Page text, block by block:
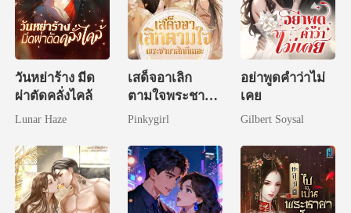
วันหย่าร้าง มีด
ผ่าตัดคลั่งไคล้
Lunar Haze
เสด็จอาเลิก
ตามใจพระชายา
สักทีเถอะ
Pinkygirl
อย่าพูดคำว่าไม่
เคย
Gilbert Soysal